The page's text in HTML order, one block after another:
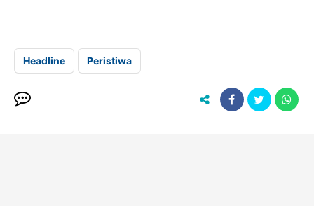
Headline Peristiwa